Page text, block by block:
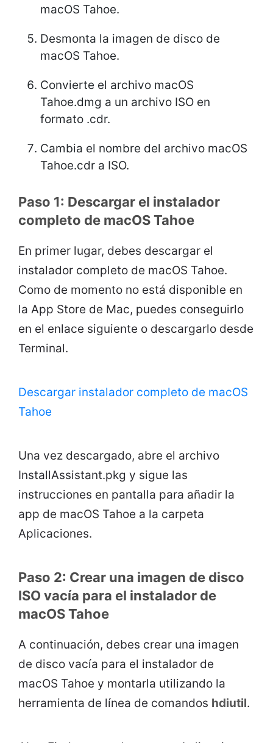
macOS Tahoe.
Desmonta la imagen de disco de
macOS Tahoe.
Convierte el archivo macOS
Tahoe.dmg a un archivo ISO en
formato .cdr.
Cambia el nombre del archivo macOS
Tahoe.cdr a ISO.
Paso 1: Descargar el instalador
completo de macOS Tahoe
En primer lugar, debes descargar el
instalador completo de macOS Tahoe.
Como de momento no está disponible en
la App Store de Mac, puedes conseguirlo
en el enlace siguiente o descargarlo desde
Terminal.
Descargar instalador completo de macOS
Tahoe
Una vez descargado, abre el archivo
InstallAssistant.pkg y sigue las
instrucciones en pantalla para añadir la
app de macOS Tahoe a la carpeta
Aplicaciones.
Paso 2: Crear una imagen de disco
ISO vacía para el instalador de
macOS Tahoe
A continuación, debes crear una imagen
de disco vacía para el instalador de
macOS Tahoe y montarla utilizando la
herramienta de línea de comandos hdiutil.